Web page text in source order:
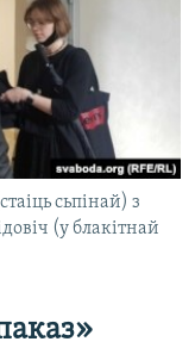
сьпінай) з
(у блакітнай